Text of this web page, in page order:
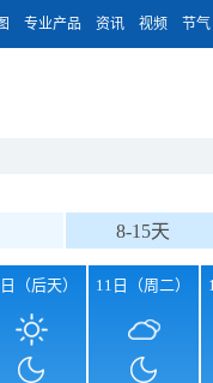
专业产品 资讯 视频 节气
8-15天
（后天） 11日（周二）